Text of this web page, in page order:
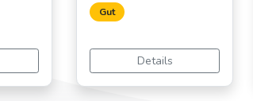
Gut
Details